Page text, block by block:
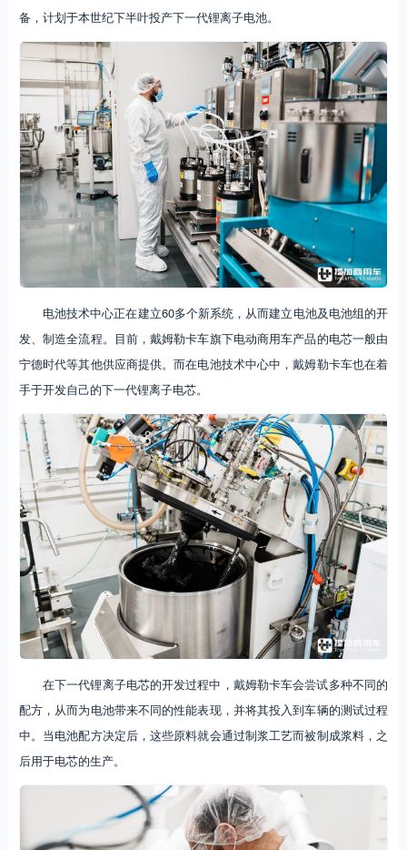
备，计划于本世纪下半叶投产下一代锂离子电池。
电池技术中心正在建立60多个新系统，从而建立电池及电池组的开
发、制造全流程。目前，戴姆勒卡车旗下电动商用车产品的电芯一般由
宁德时代等其他供应商提供。而在电池技术中心中，戴姆勒卡车也在着
手于开发自己的下一代锂离子电芯。
在下一代锂离子电芯的开发过程中，戴姆勒卡车会尝试多种不同的
配方，从而为电池带来不同的性能表现，并将其投入到车辆的测试过程
中。当电池配方决定后，这些原料就会通过制浆工艺而被制成浆料，之
后用于电芯的生产。